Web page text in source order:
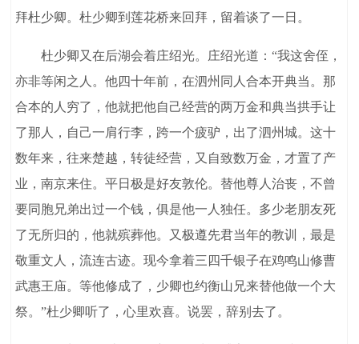
拜杜少卿。杜少卿到莲花桥来回拜，留着谈了一日。
杜少卿又在后湖会着庄绍光。庄绍光道：“我这舍侄，
亦非等闲之人。他四十年前，在泗州同人合本开典当。那
合本的人穷了，他就把他自己经营的两万金和典当拱手让
了那人，自己一肩行李，跨一个疲驴，出了泗州城。这十
数年来，往来楚越，转徒经营，又自致数万金，才置了产
业，南京来住。平日极是好友敦伦。替他尊人治丧，不曾
要同胞兄弟出过一个钱，俱是他一人独任。多少老朋友死
了无所归的，他就殡葬他。又极遵先君当年的教训，最是
敬重文人，流连古迹。现今拿着三四千银子在鸡鸣山修曹
武惠王庙。等他修成了，少卿也约衡山兄来替他做一个大
祭。”杜少卿听了，心里欢喜。说罢，辞别去了。